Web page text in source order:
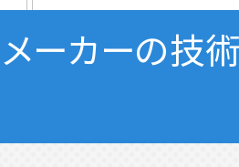
ーカーの技